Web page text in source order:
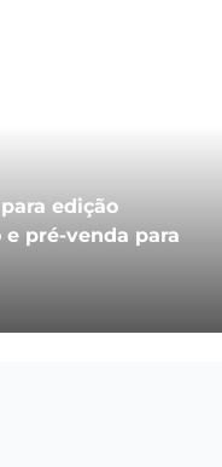
edição
pré-venda para